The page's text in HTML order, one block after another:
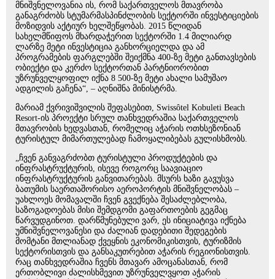
მნიშვნელოვანია ის, რომ საქართველოს მთავრობა
განაგრძობს სტუმარმასპინძლობის სექტორში ინვესტიციების
მოზიდვის აქტიურ ხელშეწყობას. 2015 წლიდან
სახელმწიფოს მხარდაჭერით სექტორში 1.4 მილიარდ
ლარზე მეტი ინვესტიცია განხორციელდა და ამ
პროგრამების ფარგლებში შეიქმნა 400-ზე მეტი განთავსების
ობიექტი და კერძო სექტორთან პარტნიორობით
უზრუნველყოფილ იქნა 8 500-ზე მეტი ახალი სამუშაო
ადგილის გაჩენა“, – აღნიშნა მინისტრმა.
მარიამ ქვრივიშვილის შეფასებით, Swissôtel Kobuleti Beach
Resort-ის პროექტი სრულ თანხვედრაშია საქართველოს
მთავრობის ხედვასთან, რომელიც აჭარის ოთხსეზონიან
ტურისტულ მიმართულებად ჩამოყალიბებას გულისხმობს.
„ჩვენ განვაგრძობთ ტურისტული პროდუქტების და
ინფრასტრუქტურის, ისევე როგორც საავიაციო
ინფრასტრუქტურის განვითარებას. მსურს ხაზი გავუსვა
ბათუმის საერთაშორისო აეროპორტის მნიშვნელობას –
უახლოეს მომავალში ჩვენ გვექნება შესაძლებლობა,
საზოგადოებას მისი შემდგომი გაფართოების გეგმაც
წარვუდგინოთ. დარწმუნებული ვარ, ეს ინიციატივა იქნება
უმნიშვნელოვანესი და ძალიან დადებითი შედეგების
მომტანი მთლიანად ქვეყნის ეკონომიკისთვის, ტურიზმის
სექტორისთვის და განსაკუთრებით აჭარის რეგიონისთვის.
რაც თანხვედრაშია ჩვენს მთავარ ამოცანასთან, რომ
ერთობლივი ძალისხმევით უზრუნველვყოთ აჭარის